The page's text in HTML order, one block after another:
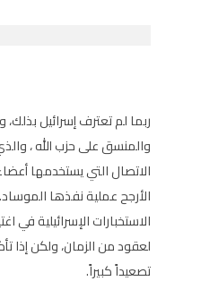
ربما لم تعترف إسرائيل
والمنسق علىحزب الله،
الاتصال التي يستخدمها
الأرجح عملية نفذها
الاستخبارات الإسرائيلية
لعقود من الزمان، ولكن إذا
تصعيداً كبيراً.